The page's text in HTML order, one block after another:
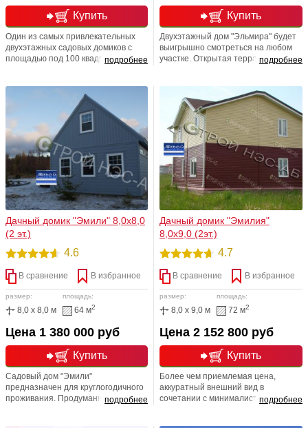
Купить
подробнее
Один из самых привлекательных
двухэтажных садовых домиков с
площадью под 100 квадратов.
Купить
подробнее
Двухэтажный дом "Эльмира" будет
выигрышно смотреться на любом
участке. Открытая терраса
Нестандартное решение,
полноценное утепление.
Дачный домик "Эмили" 8,0х8,0
(2 эт.)
4.6
В сравнение В избранное
размер:
8,0 x 8,0 м
площадь:
64 м2
Купить
Цена 1 380 000 руб
подробнее
Садовый дом "Эмили"
предназначен для круглогодичного
проживания. Продуманная
Дачный домик "Эмилия"
8,0х9,0 (2эт.)
4.7
В сравнение В избранное
размер:
8,0 x 9,0 м
площадь:
72 м2
Купить
Цена 2 152 800 руб
подробнее
Более чем приемлемая цена,
аккуратный внешний вид в
сочетании с минималистским